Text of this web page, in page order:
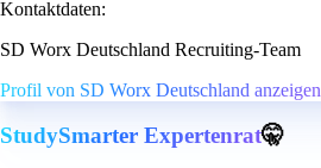
Kontaktdaten:
SD Worx Deutschland Recruiting-Team
Profil von SD Worx Deutschland anzeigen
StudySmarter Expertenrat🤫